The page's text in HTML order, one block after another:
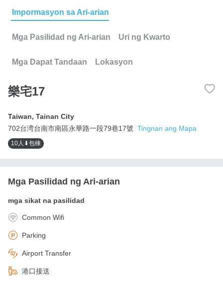
Impormasyon sa Ari-arian
Mga Pasilidad ng Ari-arian Uri ng Kwarto
Mga Dapat Tandaan Lokasyon
樂宅17
Taiwan, Tainan City
702台湾台南市南區永華路一段79巷17號 Tingnan ang Mapa
10人⬇包棟
Mga Pasilidad ng Ari-arian
mga sikat na pasilidad
Common Wifi
Parking
Airport Transfer
港口接送